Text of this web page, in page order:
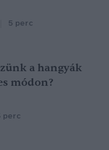
5 perc
a hangyák
módon?
perc